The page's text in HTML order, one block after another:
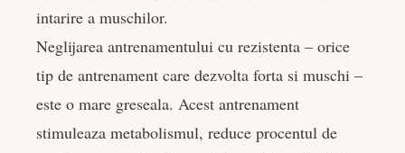
intarire a muschilor.
Neglijarea antrenamentului cu rezistenta – orice
tip de antrenament care dezvolta forta si muschi –
este o mare greseala. Acest antrenament
stimuleaza metabolismul, reduce procentul de